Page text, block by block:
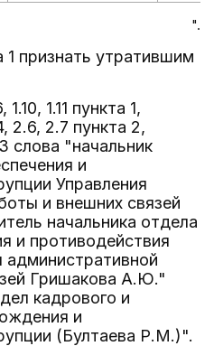
".
1 признать утратившим
1.11 пункта 1,
2.6, 2.7 пункта 2,
слова "начальник
и
Управления
и внешних связей
начальника отдела
и противодействия
административной
Гришакова А.Ю."
кадрового и
и
(Бултаева Р.М.)".